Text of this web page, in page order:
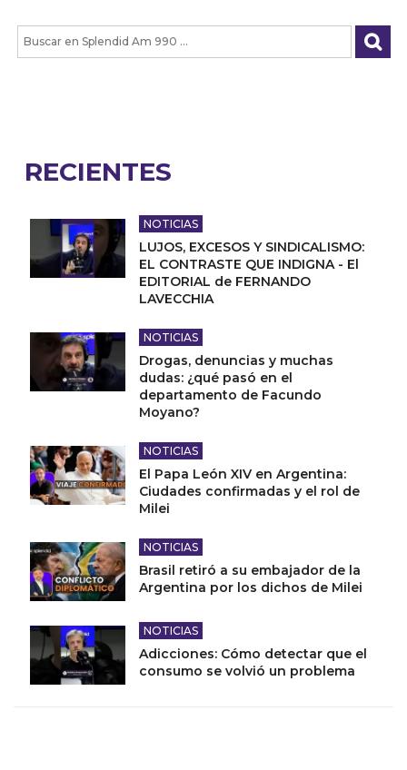
RECIENTES
NOTICIAS
LUJOS, EXCESOS Y SINDICALISMO:
EL CONTRASTE QUE INDIGNA - El
EDITORIAL de FERNANDO
LAVECCHIA
NOTICIAS
Drogas, denuncias y muchas
dudas: ¿qué pasó en el
departamento de Facundo
Moyano?
NOTICIAS
El Papa León XIV en Argentina:
Ciudades confirmadas y el rol de
Milei
NOTICIAS
Brasil retiró a su embajador de la
Argentina por los dichos de Milei
NOTICIAS
Adicciones: Cómo detectar que el
consumo se volvió un problema